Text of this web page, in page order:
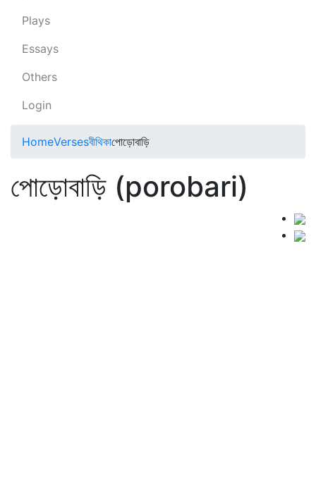
Plays
Essays
Others
Login
HomeVersesবীথিকাপোড়োবাড়ি
পোড়োবাড়ি (porobari)